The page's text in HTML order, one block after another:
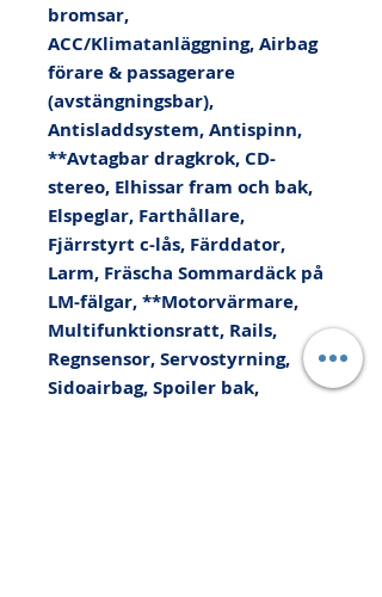
bromsar,
ACC/Klimatanläggning, Airbag
förare & passagerare
(avstängningsbar),
Antisladdsystem, Antispinn,
**Avtagbar dragkrok, CD-
stereo, Elhissar fram och bak,
Elspeglar, Farthållare,
Fjärrstyrt c-lås, Färddator,
Larm, Fräscha Sommardäck på
LM-fälgar, **Motorvärmare,
Multifunktionsratt, Rails,
Regnsensor, Servostyrning,
Sidoairbag, Spoiler bak,